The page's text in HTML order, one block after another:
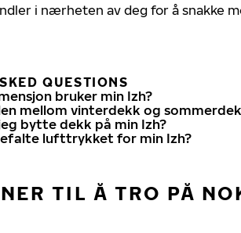
i nærheten av deg for å snakke
QUESTIONS
bruker min Izh?
mellom vinterdekk og
bytte dekk på min Izh?
lufttrykket for min Izh?
TIL Å TRO PÅ